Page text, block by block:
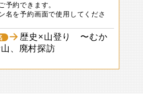
予約できます。
名を予約画面で使用してくださ
歴史×山登り 〜むか
、廃村探訪